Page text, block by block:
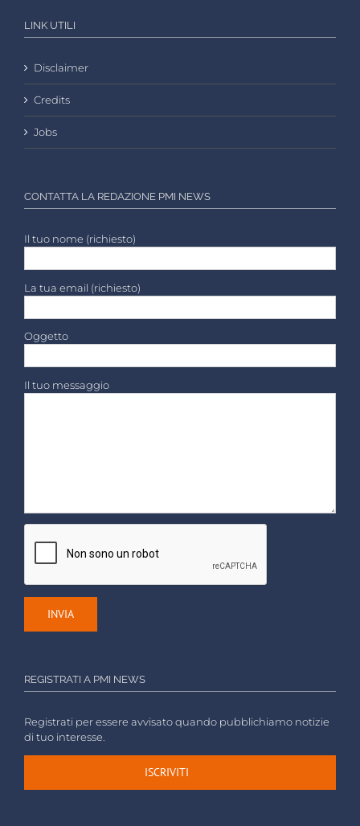
LINK UTILI
Disclaimer
Credits
Jobs
CONTATTA LA REDAZIONE PMI NEWS
Il tuo nome (richiesto)
La tua email (richiesto)
Oggetto
Il tuo messaggio
REGISTRATI A PMI NEWS
Registrati per essere avvisato quando pubblichiamo notizie
di tuo interesse.
ISCRIVITI